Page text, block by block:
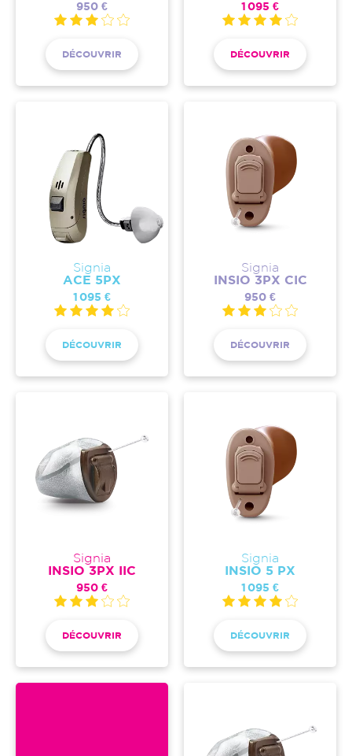
950 €
DÉCOUVRIR
1 095 €
DÉCOUVRIR
Signia
ACE 5PX
1 095 €
DÉCOUVRIR
Signia
INSIO 3PX CIC
950 €
DÉCOUVRIR
Signia
INSIO 3PX IIC
950 €
DÉCOUVRIR
Signia
INSIO 5 PX
1 095 €
DÉCOUVRIR